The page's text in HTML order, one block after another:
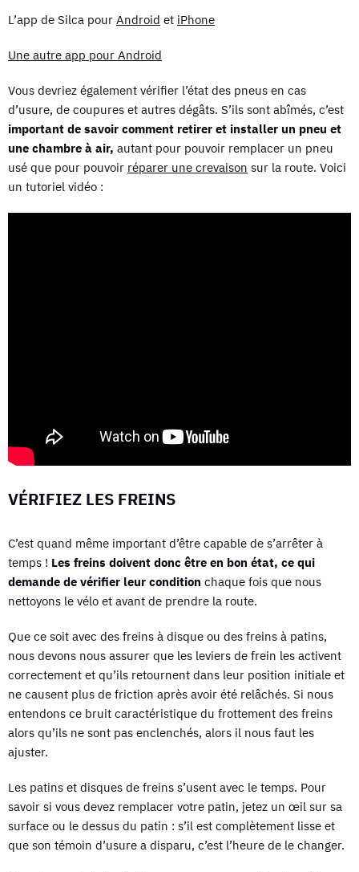
L’app de Silca pour Android et iPhone
Une autre app pour Android
Vous devriez également vérifier l’état des pneus en cas
d’usure, de coupures et autres dégâts. S’ils sont abîmés, c’est
important de savoir comment retirer et installer un pneu et
une chambre à air, autant pour pouvoir remplacer un pneu
usé que pour pouvoir réparer une crevaison sur la route. Voici
un tutoriel vidéo :
VÉRIFIEZ LES FREINS
C’est quand même important d’être capable de s’arrêter à
temps ! Les freins doivent donc être en bon état, ce qui
demande de vérifier leur condition chaque fois que nous
nettoyons le vélo et avant de prendre la route.
Que ce soit avec des freins à disque ou des freins à patins,
nous devons nous assurer que les leviers de frein les activent
correctement et qu’ils retournent dans leur position initiale et
ne causent plus de friction après avoir été relâchés. Si nous
entendons ce bruit caractéristique du frottement des freins
alors qu’ils ne sont pas enclenchés, alors il nous faut les
ajuster.
Les patins et disques de freins s’usent avec le temps. Pour
savoir si vous devez remplacer votre patin, jetez un œil sur sa
surface ou le dessus du patin : s’il est complètement lisse et
que son témoin d’usure a disparu, c’est l’heure de le changer.